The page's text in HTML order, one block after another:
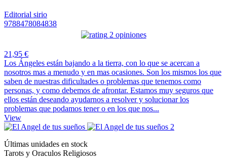
Editorial sirio
9788478084838
2 opiniones
21,95 €
Los Ángeles están bajando a la tierra, con lo que se acercan a
nosotros mas a menudo y en mas ocasiones. Son los mismos los que
saben de nuestras dificultades o problemas que tenemos como
personas, y como debemos de afrontar. Estamos muy seguros que
ellos están deseando ayudarnos a resolver y solucionar los
problemas que podamos tener o en los que nos...
View
Últimas unidades en stock
Tarots y Oraculos Religiosos